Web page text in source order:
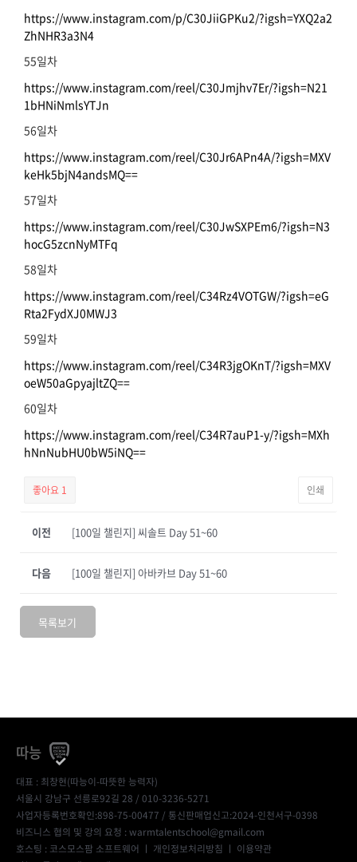
https://www.instagram.com/p/C30JiiGPKu2/?igsh=YXQ2a2
ZhNHR3a3N4
55일차
https://www.instagram.com/reel/C30Jmjhv7Er/?igsh=N21
1bHNiNmlsYTJn
56일차
https://www.instagram.com/reel/C30Jr6APn4A/?igsh=MXV
keHk5bjN4andsMQ==
57일차
https://www.instagram.com/reel/C30JwSXPEm6/?igsh=N3
hocG5zcnNyMTFq
58일차
https://www.instagram.com/reel/C34Rz4VOTGW/?igsh=eG
Rta2FydXJ0MWJ3
59일차
https://www.instagram.com/reel/C34R3jgOKnT/?igsh=MXV
oeW50aGpyajltZQ==
60일차
https://www.instagram.com/reel/C34R7auP1-y/?igsh=MXh
hNnNubHU0bW5iNQ==
좋아요 1 인쇄
이전 [100일 챌린지] 씨솔트 Day 51~60
[100일 챌린지] 아바카브 Day 51~60
다음
목록보기
따능
대표 : 최창현(따능이-따뜻한 능력자)
서울시 강남구 선릉로92길 28 / 010-3236-5271
사업자등록번호확인:898-75-00477 / 통신판매업신고:2024-인천서구-0398
비즈니스 협의 및 강의 요청 : warmtalentschool@gmail.com
호스팅 : 코스모스팜 소프트웨어 ㅣ 개인정보처리방침 ㅣ 이용약관